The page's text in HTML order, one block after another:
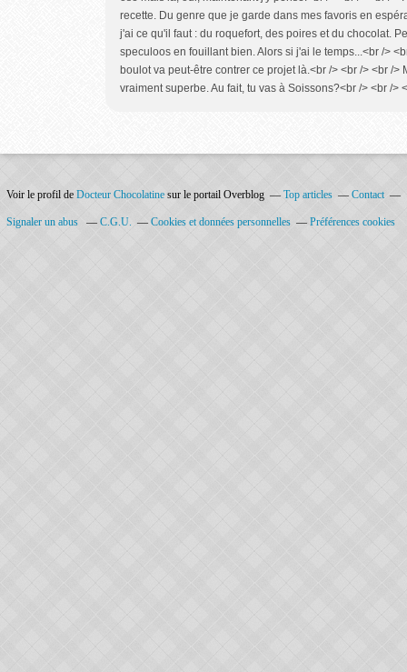
recette. Du genre que je garde dans mes favoris en
j'ai ce qu'il faut : du roquefort, des poires et du chocolat.
speculoos en fouillant bien. Alors si j'ai le temps...<br />
boulot va peut-être contrer ce projet là.<br /> <br /> <br />
vraiment superbe. Au fait, tu vas à Soissons?<br /> <br />
Voir le profil de Docteur Chocolatine sur le portail Overblog Top articles Contact
Signaler un abus C.G.U. Cookies et données personnelles Préférences cookies